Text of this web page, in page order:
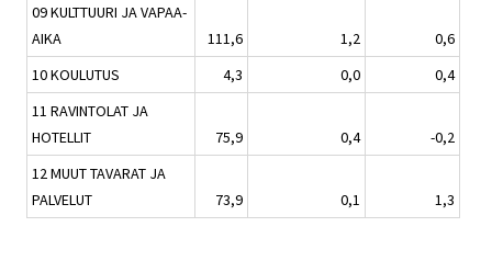
09 KULTTUURI JA VAPAA-
AIKA
111,6 1,2
0,6
10 KOULUTUS
4,3 0,0
0,4
11 RAVINTOLAT JA
HOTELLIT
75,9 0,4
-0,2
12 MUUT TAVARAT JA
PALVELUT
73,9 0,1 1,3